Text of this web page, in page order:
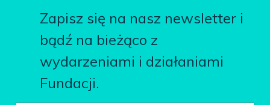
Zapisz się na nasz newsletter i
bądź na bieżąco z
wydarzeniami i działaniami
Fundacji.